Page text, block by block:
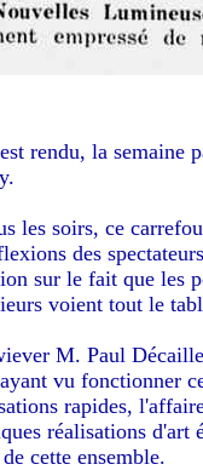
rendu, la semaine
les soirs, ce
des
sur le fait que les
voient tout le
M. Paul
vu fonctionner
rapides,
réalisations
cette ensemble.